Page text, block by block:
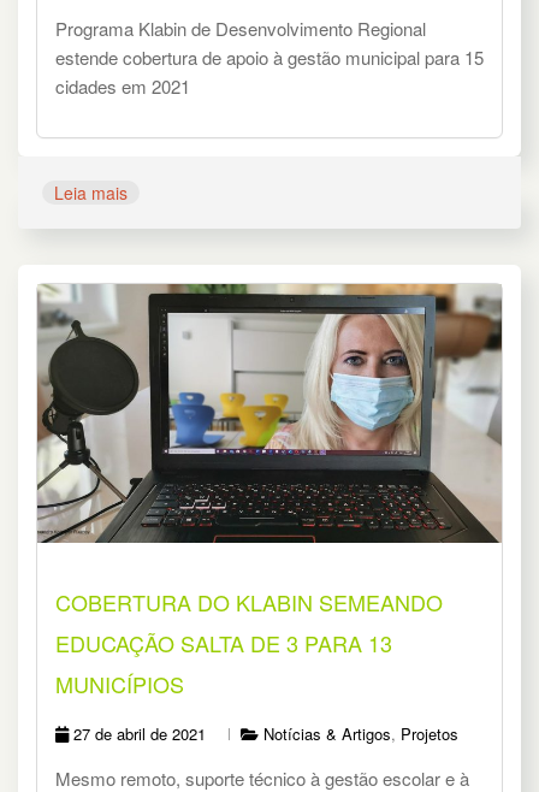
Programa Klabin de Desenvolvimento Regional
estende cobertura de apoio à gestão municipal para 15
cidades em 2021
Leia mais
COBERTURA DO KLABIN SEMEANDO
EDUCAÇÃO SALTA DE 3 PARA 13
MUNICÍPIOS
27 de abril de 2021 Notícias & Artigos, Projetos
Mesmo remoto, suporte técnico à gestão escolar e à